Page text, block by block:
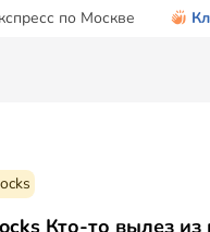
по Москве
Кто-то вылез из